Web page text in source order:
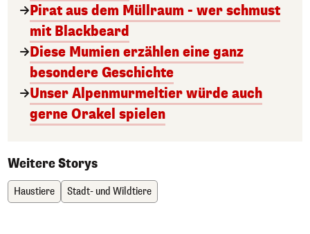
Pirat aus dem Müllraum - wer schmust
mit Blackbeard
Diese Mumien erzählen eine ganz
besondere Geschichte
Unser Alpenmurmeltier würde auch
gerne Orakel spielen
Weitere Storys
Haustiere Stadt- und Wildtiere